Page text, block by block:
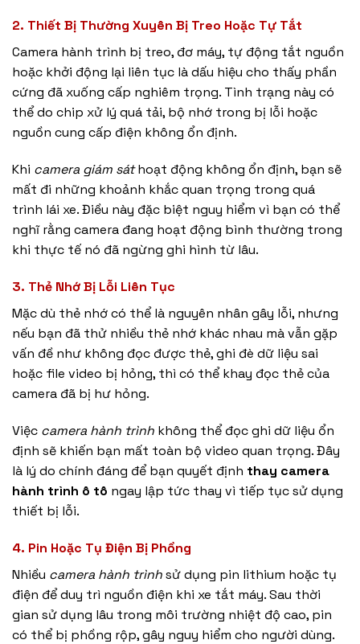
2. Thiết Bị Thường Xuyên Bị Treo Hoặc Tự Tắt
Camera hành trình bị treo, đơ máy, tự động tắt nguồn
hoặc khởi động lại liên tục là dấu hiệu cho thấy phần
cứng đã xuống cấp nghiêm trọng. Tình trạng này có
thể do chip xử lý quá tải, bộ nhớ trong bị lỗi hoặc
nguồn cung cấp điện không ổn định.
Khi camera giám sáthoạt động không ổn định, bạn sẽ
mất đi những khoảnh khắc quan trọng trong quá
trình lái xe. Điều này đặc biệt nguy hiểm vì bạn có thể
nghĩ rằng camera đang hoạt động bình thường trong
khi thực tế nó đã ngừng ghi hình từ lâu.
3. Thẻ Nhớ Bị Lỗi Liên Tục
Mặc dù thẻ nhớ có thể là nguyên nhân gây lỗi, nhưng
nếu bạn đã thử nhiều thẻ nhớ khác nhau mà vẫn gặp
vấn đề như không đọc được thẻ, ghi đè dữ liệu sai
hoặc file video bị hỏng, thì có thể khay đọc thẻ của
camera đã bị hư hỏng.
Việc camera hành trình không thể đọc ghi dữ liệu ổn
định sẽ khiến bạn mất toàn bộ video quan trọng. Đây
là lý do chính đáng để bạn quyết định thay camera
hành trình ô tô ngay lập tức thay vì tiếp tục sử dụng
thiết bị lỗi.
4. Pin Hoặc Tụ Điện Bị Phồng
Nhiều camera hành trìnhsử dụng pin lithium hoặc tụ
điện để duy trì nguồn điện khi xe tắt máy. Sau thời
gian sử dụng lâu trong môi trường nhiệt độ cao, pin
có thể bị phồng rộp, gây nguy hiểm cho người dùng.